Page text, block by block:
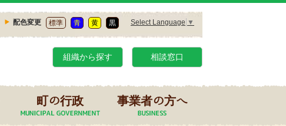
配色変更 標準 青 黄 黒 Select Language ▼
組織から探す 相談窓口
町の行政 事業者の方へ